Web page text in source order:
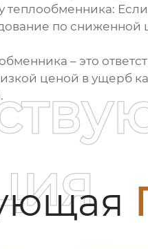
теплообменника:
по сниженной
– это
ценой в ущерб